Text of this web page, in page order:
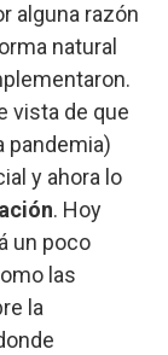
alguna razón
natural
vista de que
pandemia)
y ahora lo
. Hoy
un poco
las
la